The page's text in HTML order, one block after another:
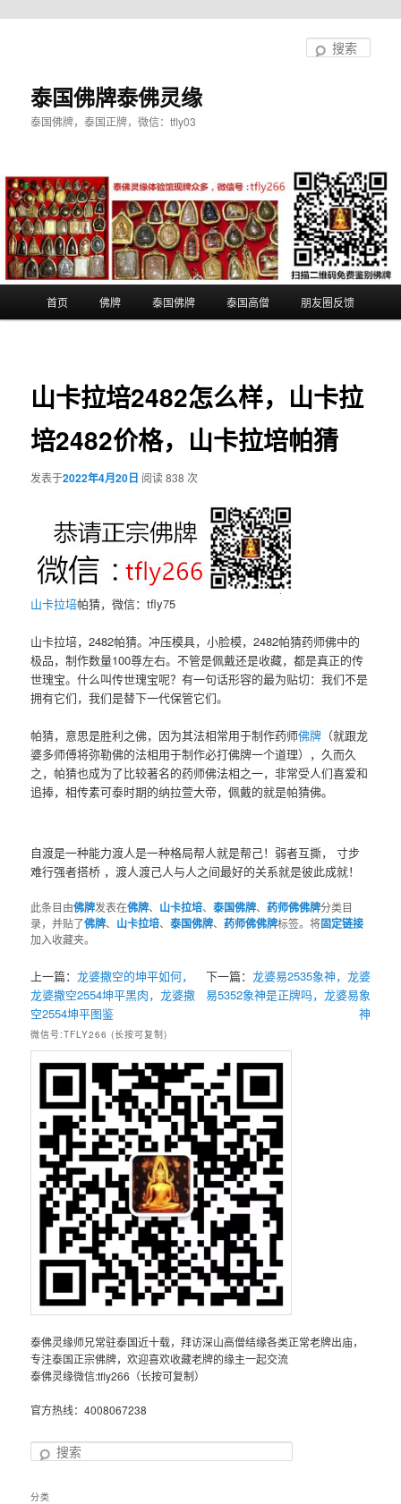
泰国佛牌泰佛灵缘
泰国佛牌，泰国正牌，微信：tfly03
首页 佛牌 泰国佛牌 泰国高僧 朋友圈反馈
山卡拉培2482怎么样，山卡拉
培2482价格，山卡拉培帕猜
发表于2022年4月20日 阅读 838 次
山卡拉培帕猜，微信：tfly75
山卡拉培，2482帕猜。冲压模具，小脸模，2482帕猜药师佛中的
极品，制作数量100尊左右。不管是佩戴还是收藏，都是真正的传
世瑰宝。什么叫传世瑰宝呢？有一句话形容的最为贴切：我们不是
拥有它们，我们是替下一代保管它们。
帕猜，意思是胜利之佛，因为其法相常用于制作药师佛牌 （就跟龙
婆多师傅将弥勒佛的法相用于制作必打佛牌一个道理），久而久
之，帕猜也成为了比较著名的药师佛法相之一，非常受人们喜爱和
追捧，相传素可泰时期的纳拉萱大帝，佩戴的就是帕猜佛。
自渡是一种能力渡人是一种格局帮人就是帮己！弱者互撕， 寸步
难行强者搭桥 ，渡人渡己人与人之间最好的关系就是彼此成就！
此条目由佛牌发表在佛牌、 山卡拉培、泰国佛牌、药师佛佛牌分类目
录，并贴了佛牌、 山卡拉培、泰国佛牌、药师佛佛牌标签。将固定链接
加入收藏夹。
上一篇：龙婆撒空的坤平如何，
龙婆撒空2554坤平黑肉，龙婆撒
空2554坤平图鉴
下一篇： 龙婆易2535象神，龙婆
易5352象神是正牌吗，龙婆易象
神
微信号:TFLY266 (长按可复制)
泰佛灵缘师兄常驻泰国近十载，拜访深山高僧结缘各类正常老牌出庙，
专注泰国正宗佛牌，欢迎喜欢收藏老牌的缘主一起交流
泰佛灵缘微信:tfly266（长按可复制）
官方热线：4008067238
搜
分类